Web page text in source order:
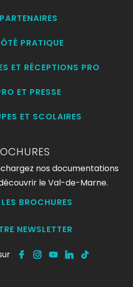
PARTENAIRES
PRATIQUE
ET RÉCEPTIONS PRO
ET PRESSE
ET SCOLAIRES
nos documentations
le Val-de-Marne.
BROCHURES
NEWSLETTER